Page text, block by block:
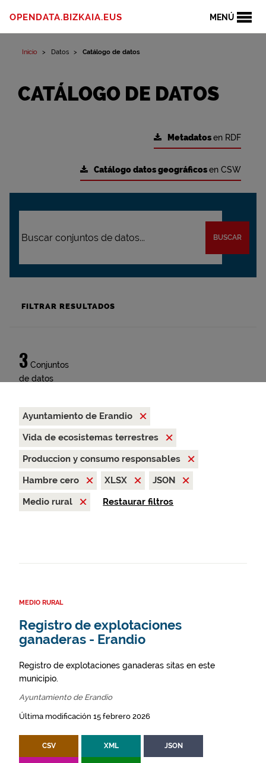
MENÚ
OPENDATA.BIZKAIA.EUS
Inicio Datos Catálogo de datos
CATÁLOGO DE DATOS
Metadatosen RDF
Catálogo datos geográficosen CSW
BUSCAR
FILTRAR RESULTADOS
3 Conjuntos
de datos
Ayuntamiento de Erandio
Vida de ecosistemas terrestres
Produccion y consumo responsables
Hambre cero
XLSX
JSON
Medio rural
Restaurar filtros
MEDIO RURAL
Registro de explotaciones
ganaderas - Erandio
Registro de explotaciones ganaderas sitas en este
municipio.
Ayuntamiento de Erandio
Última modificación 15 febrero 2026
CSV XML JSON